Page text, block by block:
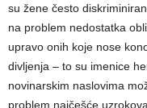
su žene često
na problem nedostatka
upravo onih koje nose
divljenja – to su imenice
novinarskim naslovima
problem najčešće